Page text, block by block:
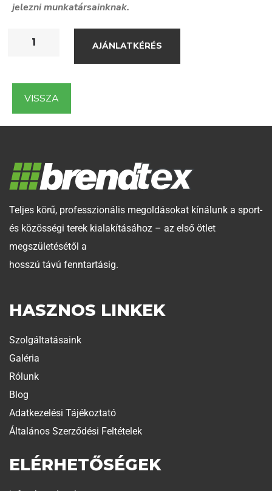
jelezni munkatársainknak.
AJÁNLATKÉRÉS
VISSZA
Teljes körű, professzionális megoldásokat kínálunk a sport-
és közösségi terek kialakításához – az első ötlet
megszületésétől a
hosszú távú fenntartásig.
HASZNOS LINKEK
Szolgáltatásaink
Galéria
Rólunk
Blog
Adatkezelési Tájékoztató
Általános Szerződési Feltételek
ELÉRHETŐSÉGEK